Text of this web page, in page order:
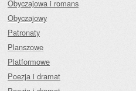
Obyczajowa i romans
Obyczajowy
Patronaty
Planszowe
Platformowe
Poezja i dramat